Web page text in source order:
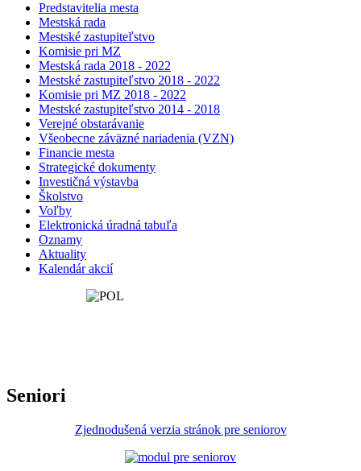
Predstavitelia mesta
Mestská rada
Mestské zastupiteľstvo
Komisie pri MZ
Mestská rada 2018 - 2022
Mestské zastupiteľstvo 2018 - 2022
Komisie pri MZ 2018 - 2022
Mestské zastupiteľstvo 2014 - 2018
Verejné obstarávanie
Všeobecne záväzné nariadenia (VZN)
Financie mesta
Strategické dokumenty
Investičná výstavba
Školstvo
Voľby
Elektronická úradná tabuľa
Oznamy
Aktuality
Kalendár akcií
Seniori
Zjednodušená verzia stránok pre seniorov